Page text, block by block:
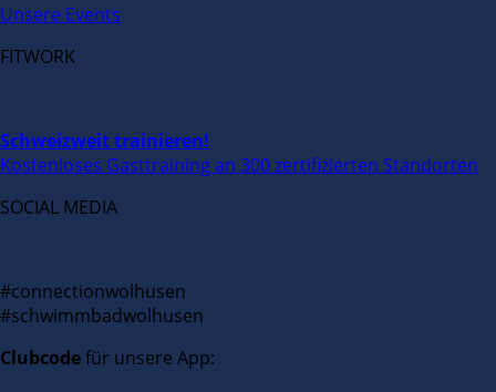
Unsere Events
FITWORK
Schweizweit trainieren!
Kostenloses Gasttraining an 300 zertifizierten Standorten
SOCIAL MEDIA
#connectionwolhusen
#schwimmbadwolhusen
Clubcodefür unsere App: